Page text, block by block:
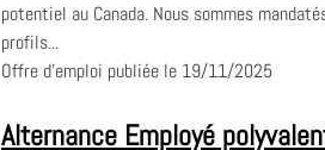
potentiel au Canada. Nous sommes
profils...
Offre d'emploi publiée le 19/11/2025
Alternance Employé